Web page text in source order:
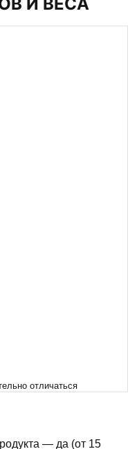
отличаться
— да (от 15